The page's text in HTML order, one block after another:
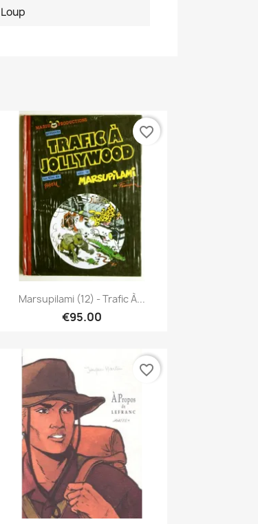
Loup
Quick view
Marsupilami (12) - Trafic À...
€95.00
favorite_border
favorite_border